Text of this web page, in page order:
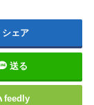
シェア
送る
feedly